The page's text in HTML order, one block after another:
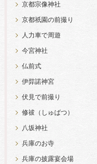
京都宗像神社
京都祇園の前撮り
人力車で周遊
今宮神社
仏前式
伊弉諾神宮
伏見で前撮り
修祓（しゅばつ）
八坂神社
兵庫のお寺
兵庫の披露宴会場